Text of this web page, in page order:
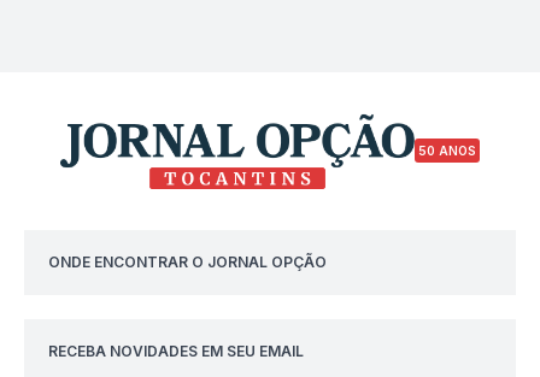
50 ANOS
ONDE ENCONTRAR O JORNAL OPÇÃO
RECEBA NOVIDADES EM SEU EMAIL